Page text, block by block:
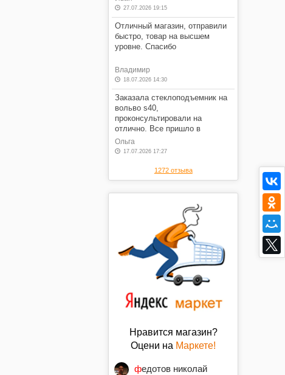
магазином.
27.07.2026 19:15
Отличный магазин, отправили
быстро, товар на высшем
уровне. Спасибо
Владимир
18.07.2026 14:30
Заказала стеклоподъемник на
вольво s40,
проконсультировали на
отлично. Все пришло в
оговоренные сроки, в отличном
состоянии, по оговоренной
Ольга
17.07.2026 17:27
1272 отзыва
Нравится магазин?
Оцени на Маркете!
федотов николай